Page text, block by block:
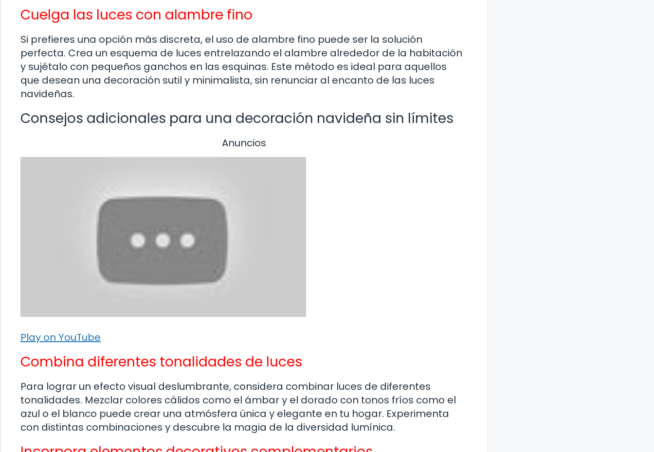
Cuelga las luces con alambre fino
Si prefieres una opción más discreta, el uso de alambre fino puede ser la solución
perfecta. Crea un esquema de luces entrelazando el alambre alrededor de la habitación
y sujétalo con pequeños ganchos en las esquinas. Este método es ideal para aquellos
que desean una decoración sutil y minimalista, sin renunciar al encanto de las luces
navideñas.
Consejos adicionales para una decoración navideña sin límites
Anuncios
Play on YouTube
Combina diferentes tonalidades de luces
Para lograr un efecto visual deslumbrante, considera combinar luces de diferentes
tonalidades. Mezclar colores cálidos como el ámbar y el dorado con tonos fríos como el
azul o el blanco puede crear una atmósfera única y elegante en tu hogar. Experimenta
con distintas combinaciones y descubre la magia de la diversidad lumínica.